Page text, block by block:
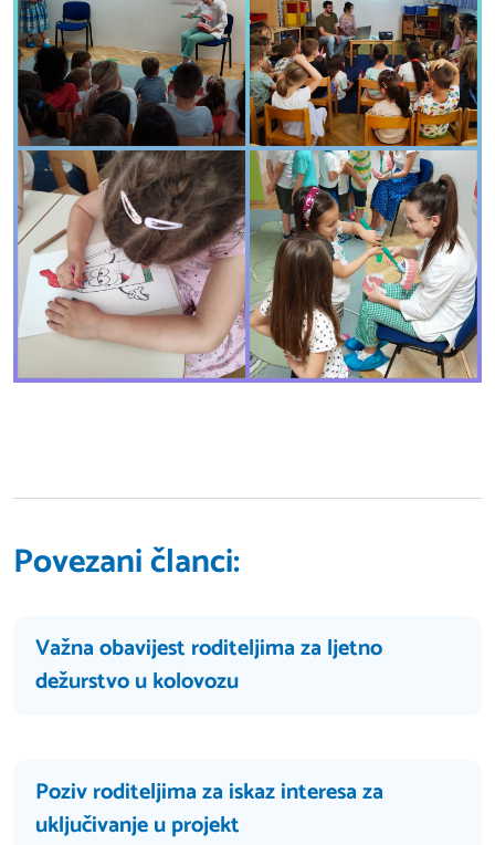
Povezani članci:
Važna obavijest roditeljima za ljetno
dežurstvo u kolovozu
Poziv roditeljima za iskaz interesa za
uključivanje u projekt